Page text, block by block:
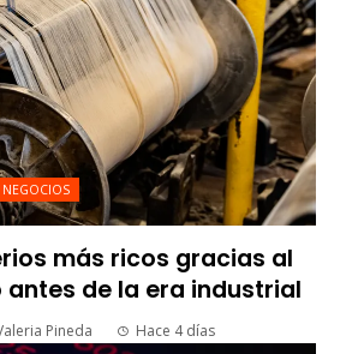
NEGOCIOS
más ricos gracias al
de la era industrial
Pineda Hace 4 días